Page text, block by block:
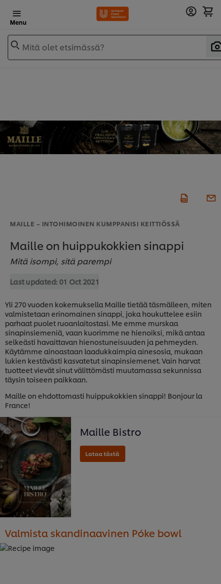
Menu
Mitä olet etsimässä?
MAILLE – INTOHIMOINEN KUMPPANISI KEITTIÖSSÄ
Maille on huippukokkien sinappi
Mitä isompi, sitä parempi
Last updated: 01 Oct 2021
Yli 270 vuoden kokemuksella Maille tietää täsmälleen, miten
valmistetaan erinomainen sinappi, joka houkuttelee esiin
parhaat puolet ruoanlaitostasi. Me emme murskaa
sinapinsiemeniä, vaan kuorimme ne hienoiksi, mikä antaa
selkeästi havaittavan hienostuneisuuden ja pehmeyden.
Käytämme ainoastaan laadukkaimpia ainesosia, mukaan
lukien kestävästi kasvatetut sinapinsiemenet. Vain harvat
tuotteet vievät sinut välittömästi muutamassa sekunnissa
täysin toiseen paikkaan.
Maille on ehdottomasti huippukokkien sinappi! Bonjour la
France!
Maille Bistro
Valmista skandinaavinen Póke bowl